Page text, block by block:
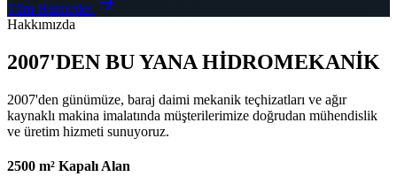
Tüm Hizmetler
Hakkımızda
2007'DEN BU YANA HİDROMEKANİK
2007'den günümüze, baraj daimi mekanik teçhizatları ve ağır
kaynaklı makina imalatında müşterilerimize doğrudan mühendislik
ve üretim hizmeti sunuyoruz.
2500 m² Kapalı Alan